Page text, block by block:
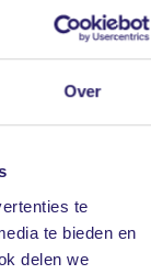
Over
te
te bieden en
delen we
vervoerd goed
kies je
wilt